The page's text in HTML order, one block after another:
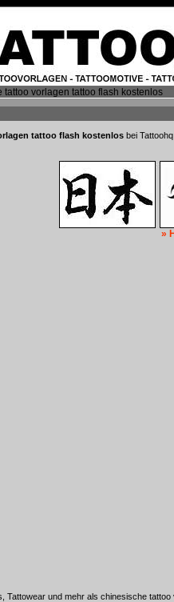
tattoo vorlagen tattoo flash kostenlos
tattoo flash kostenlos bei
»
Tattowear und mehr als chinesische